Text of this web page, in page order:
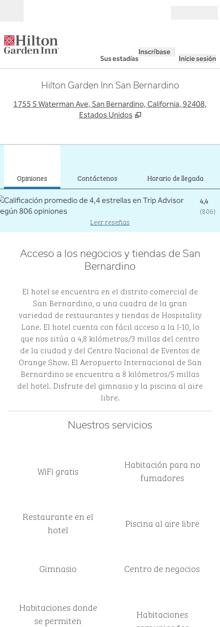
Sus estadías
Inscríbase
Inicie sesión
Hilton Garden Inn San Bernardino
1755 S Waterman Ave, San Bernardino, California, 92408,
Estados Unidos
Opiniones Contáctenos Horario de llegada
4,4
(806)
Leer reseñas
Acceso a los negocios y tiendas de San
Bernardino
El hotel se encuentra en el distrito comercial de
San Bernardino, a una cuadra de la gran
variedad de restaurantes y tiendas de Hospitality
Lane. El hotel cuenta con fácil acceso a la I-10, lo
que nos sitúa a 4,8 kilómetros/3 millas del centro
de la ciudad y del Centro Nacional de Eventos de
Orange Show. El Aeropuerto Internacional de San
Bernardino se encuentra a 8 kilómetros/5 millas
del hotel. Disfrute del gimnasio y la piscina al aire
libre.
Nuestros servicios
WiFi gratis
Habitación para no
fumadores
Restaurante en el
hotel
Piscina al aire libre
Gimnasio Centro de negocios
Habitaciones donde
se permiten
Habitaciones